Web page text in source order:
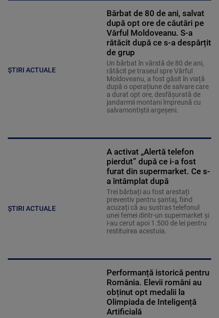
ȘTIRI ACTUALE
Bărbat de 80 de ani, salvat
după opt ore de căutări pe
Vârful Moldoveanu. S-a
rătăcit după ce s-a despărțit
de grup
Un bărbat în vârstă de 80 de ani,
rătăcit pe traseul spre Vârful
Moldoveanu, a fost găsit în viață
după o operațiune de salvare care
a durat opt ore, desfășurată de
jandarmii montani împreună cu
salvamontiștii argeșeni.
ȘTIRI ACTUALE
A activat „Alertă telefon
pierdut” după ce i-a fost
furat din supermarket. Ce s-
a întâmplat după
Trei bărbați au fost arestați
preventiv pentru șantaj, fiind
acuzați că au sustras telefonul
unei femei dintr-un supermarket și
i-au cerut apoi 1.500 de lei pentru
restituirea acestuia.
Performanță istorică pentru
România. Elevii români au
obținut opt medalii la
Olimpiada de Inteligență
Artificială